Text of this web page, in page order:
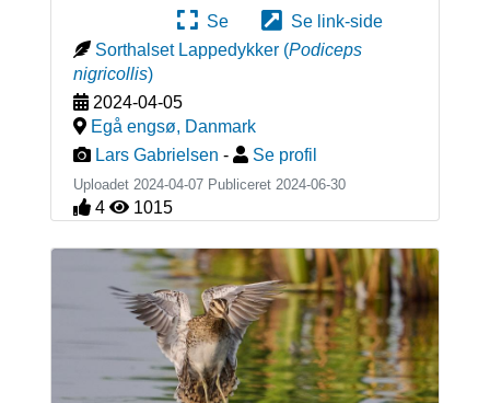
Se
Se link-side
Sorthalset Lappedykker (Podiceps
nigricollis)
2024-04-05
Egå engsø, Danmark
Lars Gabrielsen - Se profil
Uploadet 2024-04-07 Publiceret 2024-06-30
4 1015